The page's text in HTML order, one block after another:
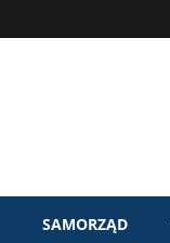
SAMORZĄD